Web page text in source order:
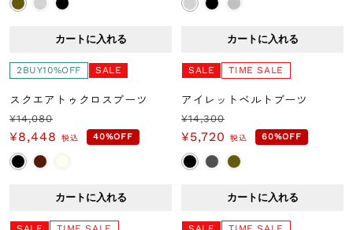
価
ル
カートに入れる
価
ル
カートに入れる
2BUY10%OFF SALE
スクエアトゥクロスブーツ
通
常
価
¥14,080
セ
ー
ル
¥8,448 税込 40%OFF
カートに入れる
SALE TIME SALE
アイレットベルトブーツ
通
常
価
¥14,300
セ
ー
ル
¥5,720 税込 60%OFF
カートに入れる